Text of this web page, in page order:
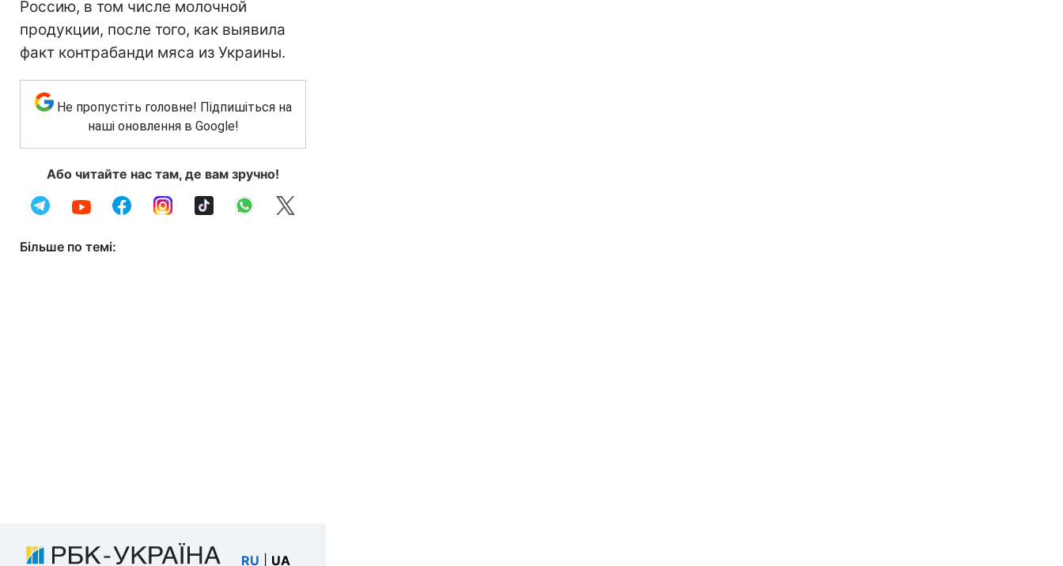
Россию, в том числе молочной
продукции, после того, как выявила
факт контрабанди мяса из Украины.
Не пропустіть головне! Підпишіться на
наші оновлення в Google!
Або читайте нас там, де вам зручно!
Більше по темі:
RU UA